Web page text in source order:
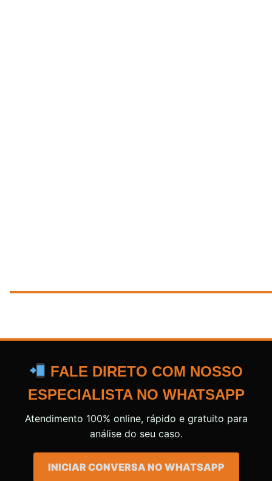
FALE DIRETO COM NOSSO
ESPECIALISTA NO WHATSAPP
Atendimento 100% online, rápido e gratuito para
análise do seu caso.
INICIAR CONVERSA NO WHATSAPP